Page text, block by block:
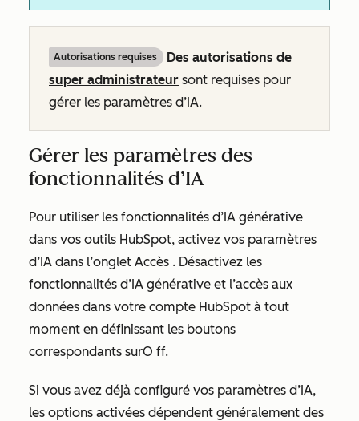
Autorisations requises
Des autorisations de
super administrateur sont requises pour
gérer les paramètres d’IA.
Gérer les paramètres des
fonctionnalités d’IA
Pour utiliser les fonctionnalités d’IA générative
dans vos outils HubSpot, activez vos paramètres
d’IA dans l’onglet Accès . Désactivez les
fonctionnalités d’IA générative et l’accès aux
données dans votre compte HubSpot à tout
moment en définissant les boutons
correspondants surO ff.
Si vous avez déjà configuré vos paramètres d’IA,
les options activées dépendent généralement des